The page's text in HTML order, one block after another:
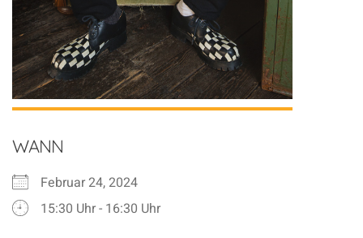
WANN
Februar 24, 2024
15:30 Uhr - 16:30 Uhr